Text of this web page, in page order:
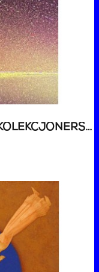
66 AUKCJA SZTUKI - AUKCJA KOLEKCJONERSKA